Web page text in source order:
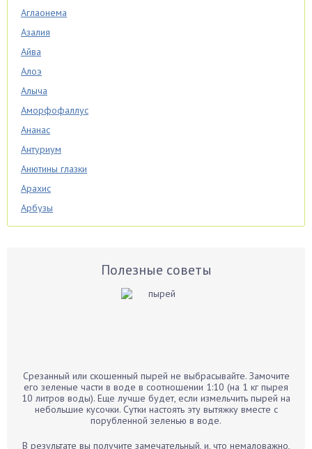
Аглаонема
Азалия
Айва
Алоэ
Алыча
Аморфофаллус
Ананас
Антуриум
Анютины глазки
Арахис
Арбузы
Аспарагус
Бархатцы
Бегония
Бирючина
Полезные советы
Срезанный или скошенный пырей не выбрасывайте. Замочите
его зеленые части в воде в соотношении 1:10 (на 1 кг пырея
10 литров воды). Еще лучше будет, если измельчить пырей на
небольшие кусочки. Сутки настоять эту вытяжку вместе с
порубленной зеленью в воде.
В результате вы получите замечательный, и, что немаловажно,